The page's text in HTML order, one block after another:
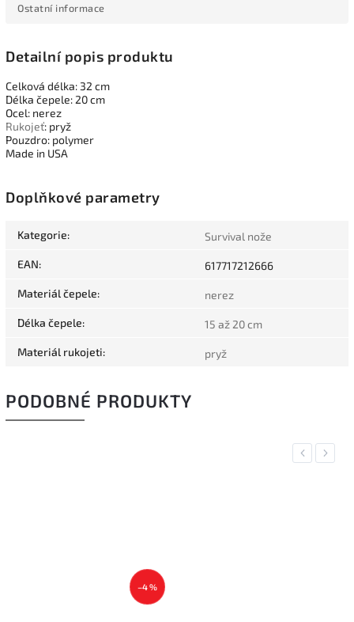
Ostatní informace
Detailní popis produktu
Celková délka: 32 cm
Délka čepele: 20 cm
Ocel: nerez
Rukojeť: pryž
Pouzdro: polymer
Made in USA
Doplňkové parametry
Kategorie: Survival nože
EAN: 617717212666
Materiál čepele: nerez
Délka čepele: 15 až 20 cm
Materiál rukojeti: pryž
PODOBNÉ PRODUKTY
Previous
–4 %
Next